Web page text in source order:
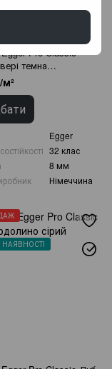
Pro Classic
темна
м²
Egger
32 клас
8 мм
Німеччина